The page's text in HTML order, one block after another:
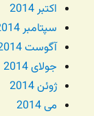
اکتبر 2014
سپتامبر 2014
آگوست 2014
جولای 2014
ژوئن 2014
می 2014